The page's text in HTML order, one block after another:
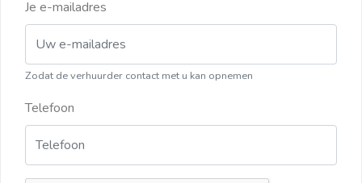
Je e-mailadres
Zodat de verhuurder contact met u kan opnemen
Telefoon